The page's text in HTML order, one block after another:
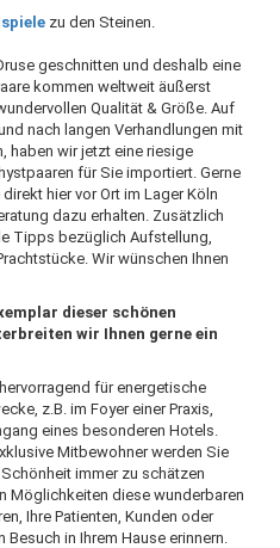
zu den Steinen.
geschnitten und deshalb eine
kommen weltweit äußerst
Qualität & Größe. Auf
nach langen Verhandlungen mit
haben wir jetzt eine riesige
für Sie importiert. Gerne
hier vor Ort im Lager Köln
dazu erhalten. Zusätzlich
Tipps bezüglich Aufstellung,
Wir wünschen Ihnen
dieser schönen
wir Ihnen gerne ein
für energetische
z.B. im Foyer einer Praxis,
eines besonderen Hotels.
Mitbewohner werden Sie
immer zu schätzen
Möglichkeiten diese wunderbaren
Ihre Patienten, Kunden oder
in Ihrem Hause erinnern.